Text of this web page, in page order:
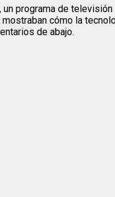
programa de
cómo la
de abajo.